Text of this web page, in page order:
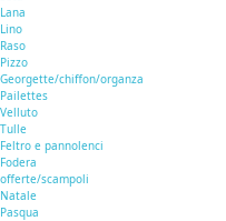
Lana
Lino
Raso
Pizzo
Georgette/chiffon/organza
Pailettes
Velluto
Tulle
Feltro e pannolenci
Fodera
offerte/scampoli
Natale
Pasqua